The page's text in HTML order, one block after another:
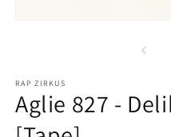
RAP ZIRKUS
Aglie 827 -